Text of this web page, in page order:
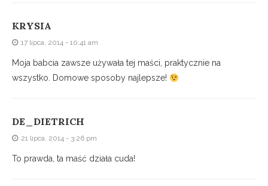
KRYSIA
17 lipca, 2014 - 10:41 am
Moja babcia zawsze używała tej maści, praktycznie na
wszystko. Domowe sposoby najlepsze!
DE_DIETRICH
21 lipca, 2014 - 3:26 pm
To prawda, ta maść działa cuda!